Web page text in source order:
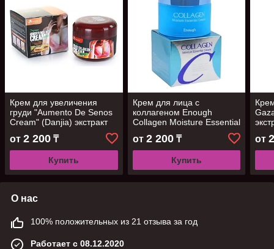
Крем для увеличения
груди "Aumento De Senos
Cream" (Danjia) экстракт
от 2 200 ₸
Купить
Крем для лица с
коллагеном Enough
Collagen Moisture Essential
от 2 200₸
Купить
от
О нас
100% положительных из 21 отзыва за год
Работает с 08.12.2020